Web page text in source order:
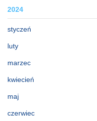
2024
styczeń
luty
marzec
kwiecień
maj
czerwiec